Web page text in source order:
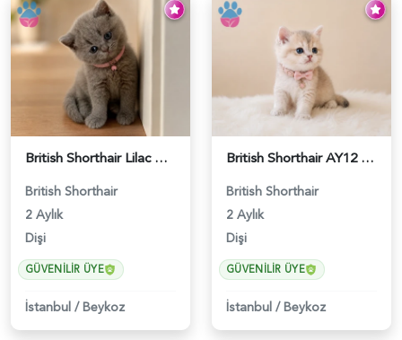
British Shorthair Lilac Dişi Tatlı Kızımız - 5236
British Shorthair
2 Aylık
Dişi
GÜVENILIR ÜYE
İstanbul /Beykoz
British Shorthair AY12 Güzel Kızımız - 6349
British Shorthair
2 Aylık
Dişi
GÜVENILIR ÜYE
İstanbul /Beykoz